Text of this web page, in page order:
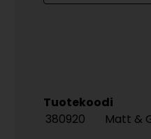
Tuotekoodi
380920
Matt &